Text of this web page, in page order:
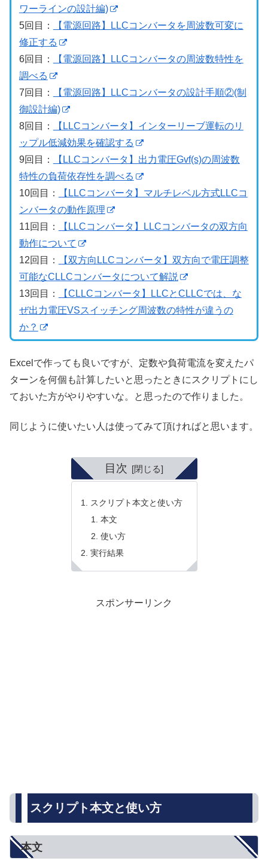
ワーラインの設計編)
5回目：
【電源回路】LLCコンバータを周波数可変に
修正する
6回目：
【電源回路】LLCコンバータの周波数特性を
調べる
7回目：
【電源回路】LLCコンバータの設計手順②(制
御設計編)
8回目：
【LLCコンバータ】インターリーブ運転のリ
ップル低減効果を確認する
9回目：
【LLCコンバータ】出力電圧Gvf(s)の周波数
特性の負荷依存性を調べる
10回目：
【LLCコンバータ】マルチレベル方式LLCコ
ンバータの動作原理
11回目：
【LLCコンバータ】LLCコンバータの双方向
動作について
12回目：
【双方向LLCコンバータ】双方向で電圧調整
可能なCLLCコンバータについて解説
13回目：
【CLLCコンバータ】LLCとCLLCでは、な
ぜ出力電圧VSスイッチング周波数の特性が違うの
か？
Excelで作っても良いですが、定数や負荷電流を変えたパ
ターンを何個も計算したいと思ったときにスクリプトにし
ておいた方がやりやすいな。と思ったので作りました。
同じように使いたい人は使ってみて頂ければと思います。
目次
スクリプト本文と使い方
本文
使い方
実行結果
スポンサーリンク
スクリプト本文と使い方
本文